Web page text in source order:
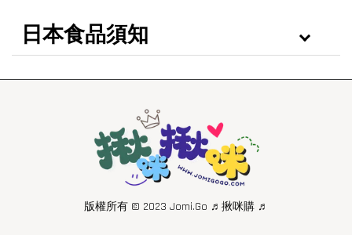
日本食品須知
版權所有 © 2023 Jomi.Go ♬揪咪購 ♬